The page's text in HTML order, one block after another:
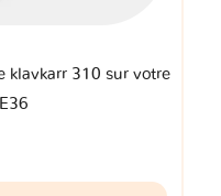
klavkarr 310 sur votre